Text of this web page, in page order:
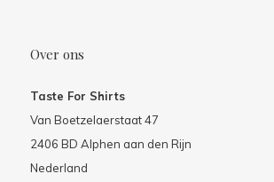
Over ons
Taste For Shirts
Van Boetzelaerstaat 47
2406 BD Alphen aan den Rijn
Nederland